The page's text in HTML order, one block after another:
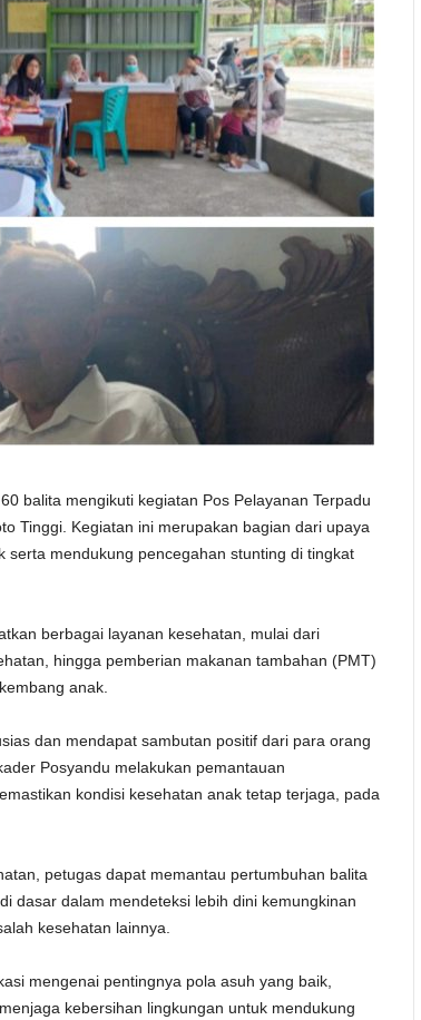
balita mengikuti kegiatan Pos Pelayanan Terpadu
Tinggi. Kegiatan ini merupakan bagian dari upaya
mendukung pencegahan stunting di tingkat
berbagai layanan kesehatan, mulai dari
hingga pemberian makanan tambahan (PMT)
anak.
dan mendapat sambutan positif dari para orang
Posyandu melakukan pemantauan
kondisi kesehatan anak tetap terjaga, pada
petugas dapat memantau pertumbuhan balita
dasar dalam mendeteksi lebih dini kemungkinan
kesehatan lainnya.
mengenai pentingnya pola asuh yang baik,
kebersihan lingkungan untuk mendukung